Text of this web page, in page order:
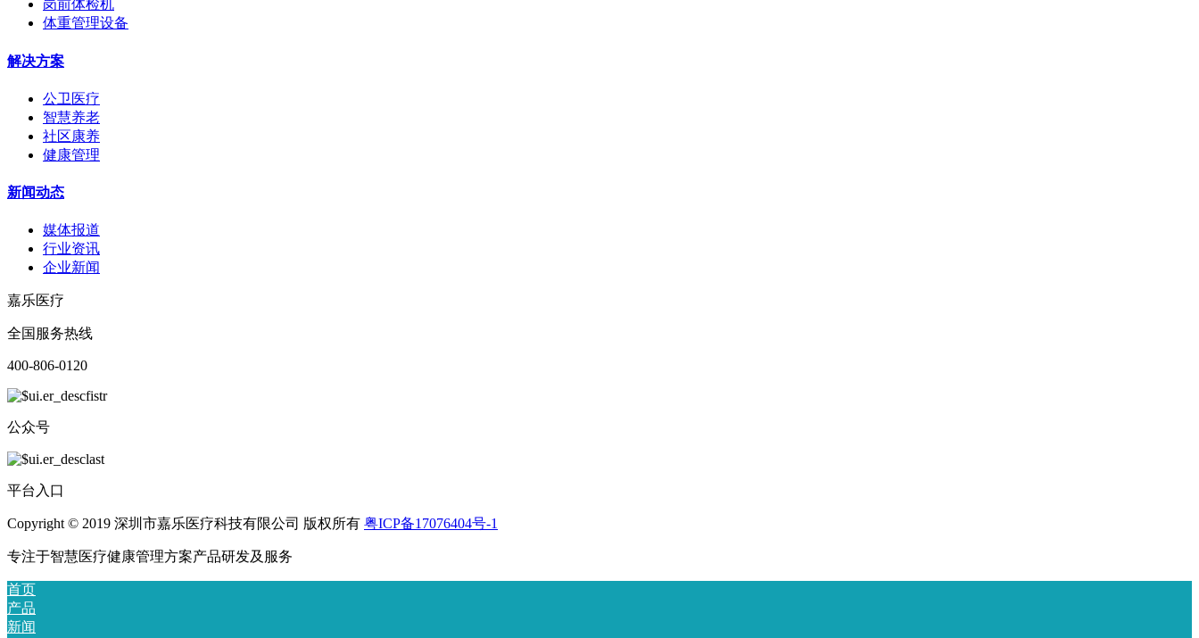
岗前体检机
体重管理设备
解决方案
公卫医疗
智慧养老
社区康养
健康管理
新闻动态
媒体报道
行业资讯
企业新闻
嘉乐医疗
全国服务热线
400-806-0120
公众号
平台入口
Copyright © 2019 深圳市嘉乐医疗科技有限公司 版权所有 粤ICP备17076404号-1
专注于智慧医疗健康管理方案产品研发及服务
首页
产品
新闻